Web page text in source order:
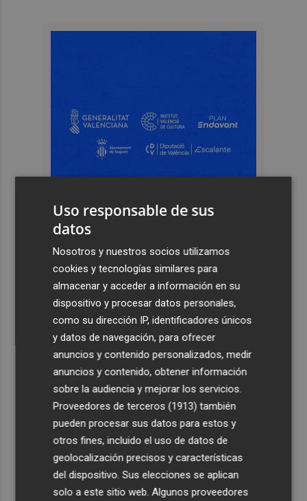
Uso responsable de sus
datos
Nosotros y nuestros socios utilizamos
cookies y tecnologías similares para
almacenar y acceder a información en su
dispositivo y procesar datos personales,
como su dirección IP, identificadores únicos
y datos de navegación, para ofrecer
anuncios y contenido personalizados, medir
anuncios y contenido, obtener información
sobre la audiencia y mejorar los servicios.
Proveedores de terceros (1913) también
pueden procesar sus datos para estos y
otros fines, incluido el uso de datos de
geolocalización precisos y características
del dispositivo. Sus elecciones se aplican
solo a este sitio web. Algunos proveedores